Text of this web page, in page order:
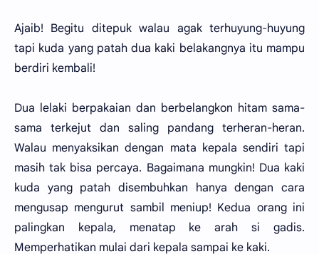
Ajaib! Begitu ditepuk walau agak terhuyung-huyung
tapi kuda yang patah dua kaki belakangnya itu mampu
berdiri kembali!
Dua lelaki berpakaian dan berbelangkon hitam sama-
sama terkejut dan saling pandang terheran-heran.
Walau menyaksikan dengan mata kepala sendiri tapi
masih tak bisa percaya. Bagaimana mungkin! Dua kaki
kuda yang patah disembuhkan hanya dengan cara
mengusap mengurut sambil meniup! Kedua orang ini
palingkan kepala, menatap ke arah si gadis.
Memperhatikan mulai dari kepala sampai ke kaki.